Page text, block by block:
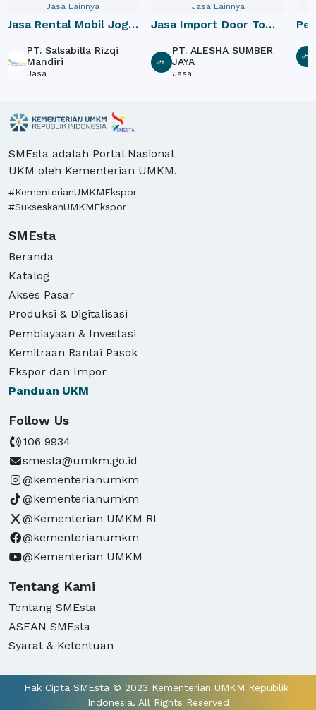
Jasa Lainnya
Jasa Rental Mobil Jogja
PT. Salsabilla Rizqi
Mandiri
Jasa
Jasa Lainnya
Jasa Import Door To
PT. ALESHA SUMBER
JAYA
Jasa
SMEsta adalah Portal Nasional
UKM oleh Kementerian UMKM.
#KementerianUMKMEkspor
#SukseskanUMKMEkspor
SMEsta
Beranda
Katalog
Akses Pasar
Produksi & Digitalisasi
Pembiayaan & Investasi
Kemitraan Rantai Pasok
Ekspor dan Impor
Panduan UKM
Follow Us
106 9934
smesta@umkm.go.id
@kementerianumkm
@kementerianumkm
@Kementerian UMKM RI
@kementerianumkm
@Kementerian UMKM
Tentang Kami
Tentang SMEsta
ASEAN SMEsta
Syarat & Ketentuan
Hak Cipta SMEsta © 2023 Kementerian UMKM Republik
Indonesia. All Rights Reserved